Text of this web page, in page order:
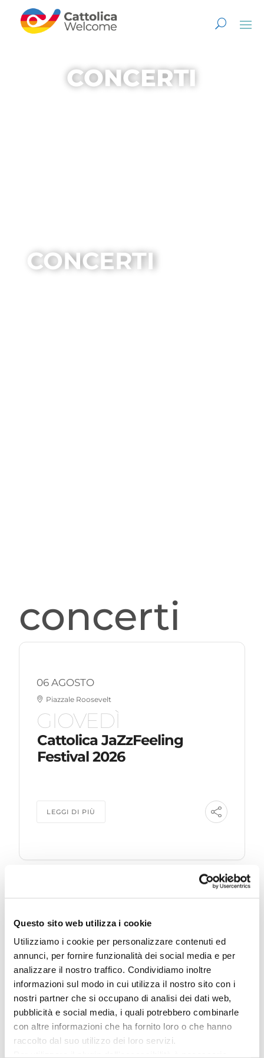
Questo sito web utilizza i cookie
Utilizziamo i cookie per personalizzare contenuti ed
annunci, per fornire funzionalità dei social media e per
analizzare il nostro traffico. Condividiamo inoltre
informazioni sul modo in cui utilizza il nostro sito con i
nostri partner che si occupano di analisi dei dati web,
pubblicità e social media, i quali potrebbero combinarle
con altre informazioni che ha fornito loro o che hanno
raccolto dal suo utilizzo dei loro servizi.
CONCERTI
CONCERTI
concerti
06 AGOSTO
Piazzale Roosevelt
GIOVEDÌ
Cattolica JaZzFeeling
Festival 2026
LEGGI DI PIÙ
13 AGOSTO
GIOVEDÌ
Cattolica JaZzFeeling
Festival 2026